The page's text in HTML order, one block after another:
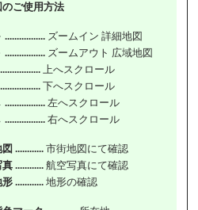
ご使用方法
ズームイン 詳細地図
ズームアウト 広域地図
上へスクロール
下へスクロール
左へスクロール
右へスクロール
............市街地図にて確認
............航空写真にて確認
............地形の確認